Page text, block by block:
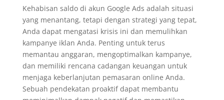
Kehabisan saldo di akun Google Ads adalah situasi
yang menantang, tetapi dengan strategi yang tepat,
Anda dapat mengatasi krisis ini dan memulihkan
kampanye iklan Anda. Penting untuk terus
memantau anggaran, mengoptimalkan kampanye,
dan memiliki rencana cadangan keuangan untuk
menjaga keberlanjutan pemasaran online Anda.
Sebuah pendekatan proaktif dapat membantu